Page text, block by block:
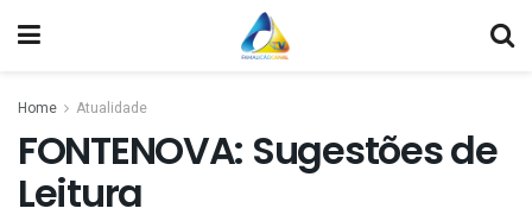
Home Atualidade
FONTENOVA: Sugestões de
Leitura